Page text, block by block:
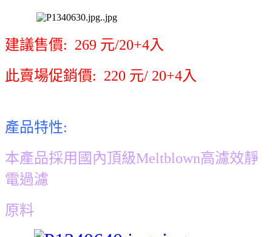
建議售價: 269 元/20+4入
此賣場促銷價: 220 元/ 20+4入
產品特性:
本產品採用國內頂級Meltblown高濾效靜
電過濾
原料